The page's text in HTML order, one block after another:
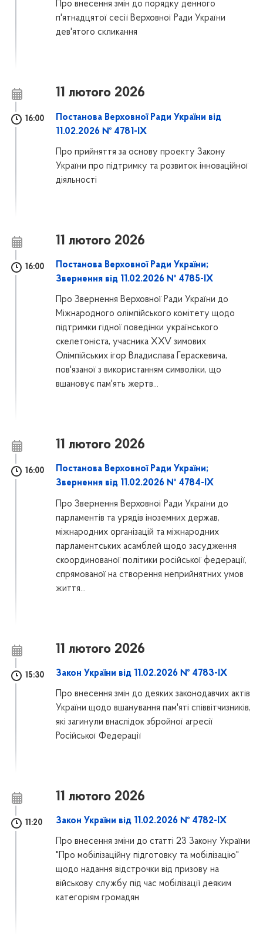
Про внесення змін до порядку денного
п'ятнадцятої сесії Верховної Ради України
дев'ятого скликання
11 лютого 2026
16:00
Постанова Верховної Ради України від
11.02.2026 № 4781-IX
Про прийняття за основу проекту Закону
України про підтримку та розвиток інноваційної
діяльності
11 лютого 2026
16:00
Постанова Верховної Ради України;
Звернення від 11.02.2026 № 4785-IX
Про Звернення Верховної Ради України до
Міжнародного олімпійського комітету щодо
підтримки гідної поведінки українського
скелетоніста, учасника XXV зимових
Олімпійських ігор Владислава Гераскевича,
пов'язаної з використанням символіки, що
вшановує пам'ять жертв...
11 лютого 2026
16:00
Постанова Верховної Ради України;
Звернення від 11.02.2026 № 4784-IX
Про Звернення Верховної Ради України до
парламентів та урядів іноземних держав,
міжнародних організацій та міжнародних
парламентських асамблей щодо засудження
скоординованої політики російської федерації,
спрямованої на створення неприйнятних умов
життя...
11 лютого 2026
15:30 Закон України від 11.02.2026 № 4783-IX
Про внесення змін до деяких законодавчих актів
України щодо вшанування пам'яті співвітчизників,
які загинули внаслідок збройної агресії
Російської Федерації
11 лютого 2026
11:20 Закон України від 11.02.2026 № 4782-IX
Про внесення зміни до статті 23 Закону України
"Про мобілізаційну підготовку та мобілізацію"
щодо надання відстрочки від призову на
військову службу під час мобілізації деяким
категоріям громадян